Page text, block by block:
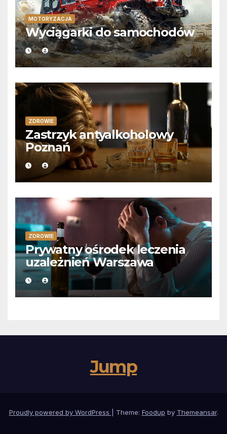
MOTORYZACJA
Wyciągarki do samochodów
ZDROWIE
Zastrzyk antyalkoholowy
Poznań
ZDROWIE
Prywatny ośrodek leczenia
uzależnień Warszawa
Jump
Proudly powered by WordPress Theme: Foodup by Themeansar.